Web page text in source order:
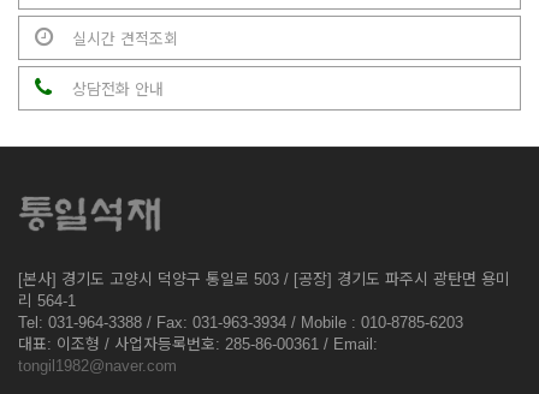
실시간 견적조회
상담전화 안내
[본사] 경기도 고양시 덕양구 통일로 503 / [공장] 경기도 파주시 광탄면 용미
리 564-1
Tel: 031-964-3388 / Fax: 031-963-3934 / Mobile : 010-8785-6203
대표: 이조형 / 사업자등록번호: 285-86-00361 / Email:
tongil1982@naver.com